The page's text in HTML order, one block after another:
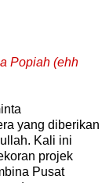
Popiah (ehh
yang diberikan
Kali ini
projek
Pusat